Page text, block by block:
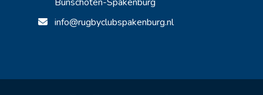
info@rugbyclubspakenburg.nl